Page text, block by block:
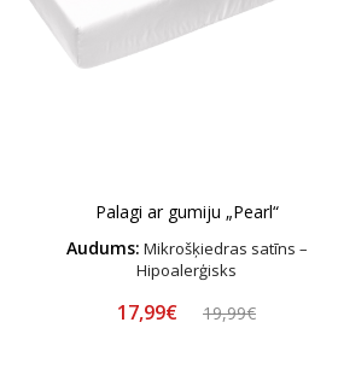
Palagi ar gumiju „Pearl“
Audums: Mikrošķiedras satīns –
Hipoalerģisks
17,99€ 19,99€